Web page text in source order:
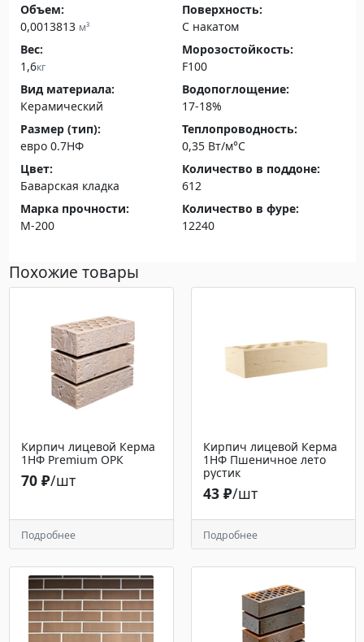
Объем:
0,0013813 м³
Вес:
1,6кг
Вид материала:
Керамический
Размер (тип):
евро 0.7НФ
Цвет:
Баварская кладка
Марка прочности:
М-200
Поверхность:
С накатом
Морозостойкость:
F100
Водопоглощение:
17-18%
Теплопроводность:
0,35 Вт/м°С
Количество в поддоне:
612
Количество в фуре:
12240
Похожие товары
Кирпич лицевой Керма
1НФ Premium ОРК
70 ₽/шт
Подробнее
Кирпич лицевой Керма
1НФ Пшеничное лето
рустик
43 ₽/шт
Подробнее